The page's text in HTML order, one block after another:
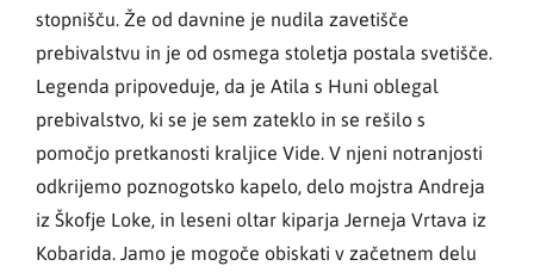
stopnišču. Že od davnine je nudila zavetišče
prebivalstvu in je od osmega stoletja postala svetišče.
Legenda pripoveduje, da je Atila s Huni oblegal
prebivalstvo, ki se je sem zateklo in se rešilo s
pomočjo pretkanosti kraljice Vide. V njeni notranjosti
odkrijemo poznogotsko kapelo, delo mojstra Andreja
iz Škofje Loke, in leseni oltar kiparja Jerneja Vrtava iz
Kobarida. Jamo je mogoče obiskati v začetnem delu